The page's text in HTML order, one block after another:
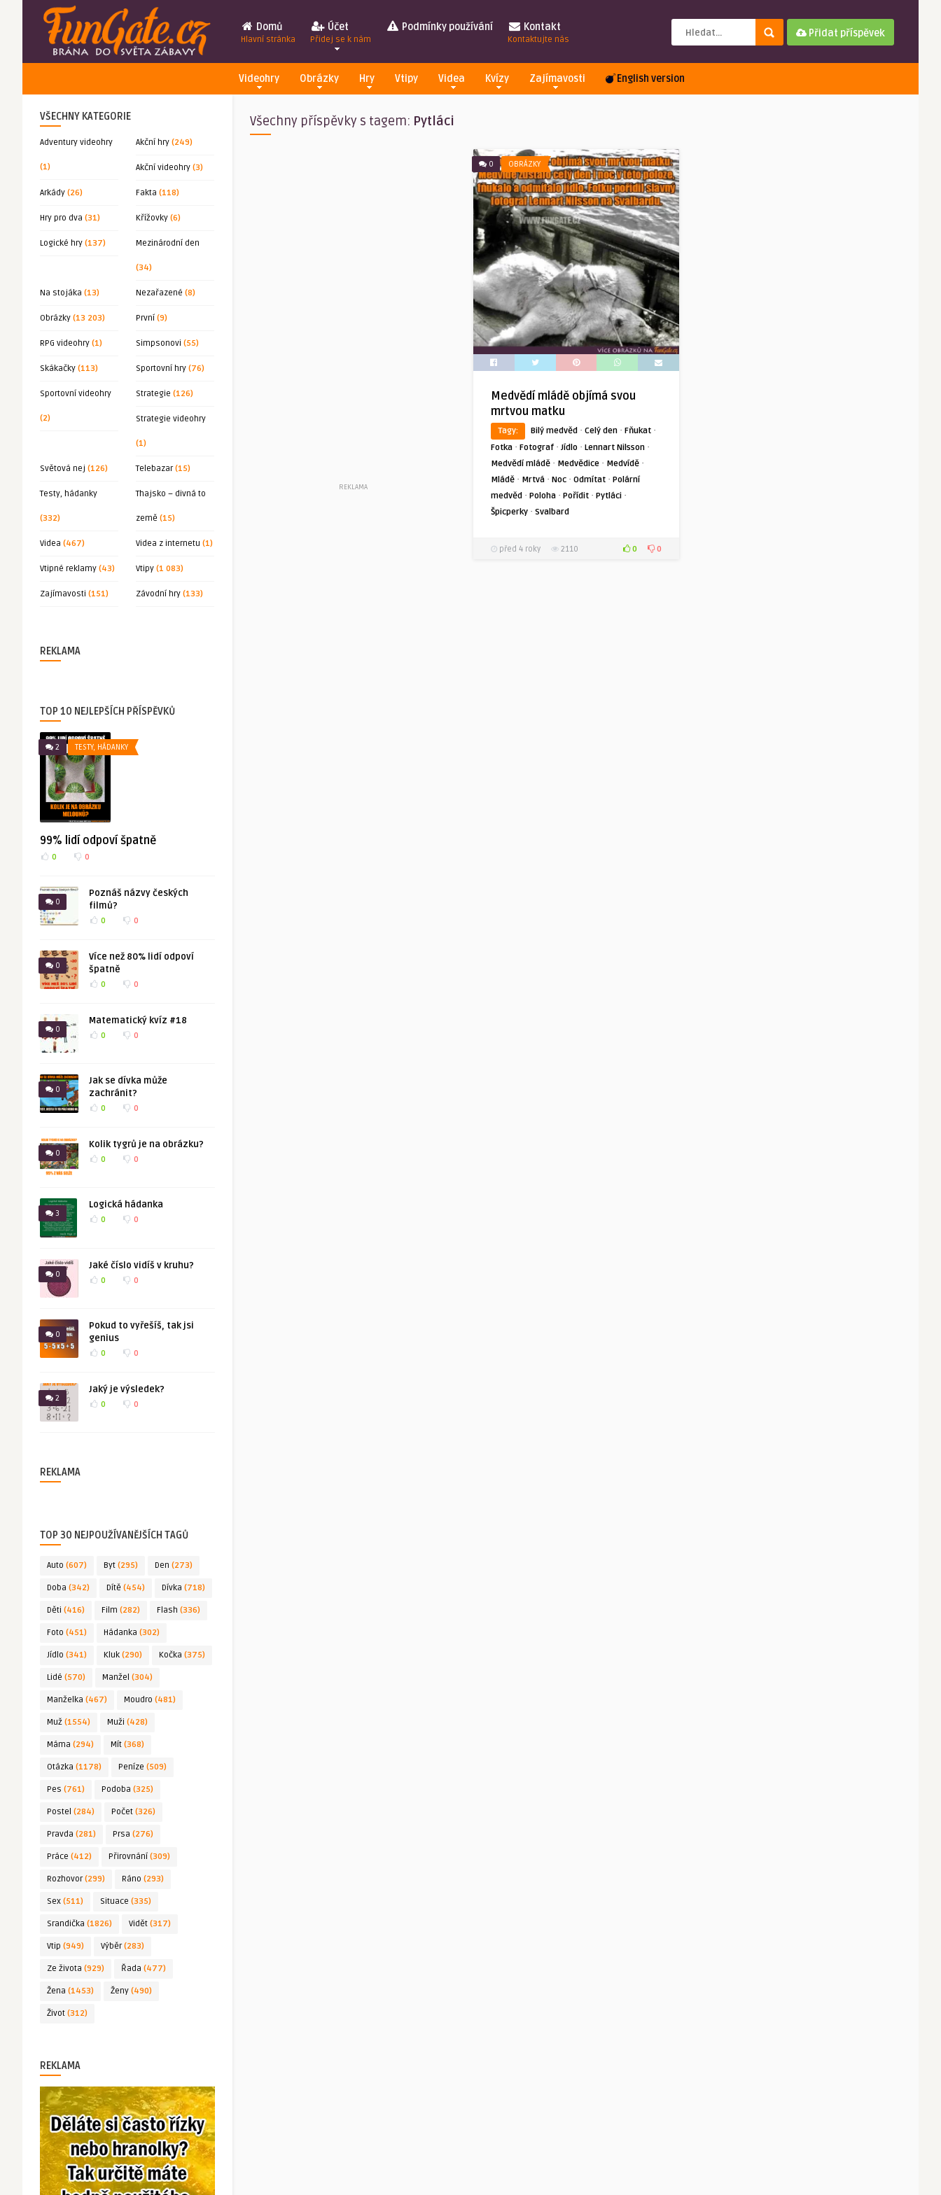
Domů
Hlavní stránka
Účet
Přidej se k nám
Podmínky používání Kontakt
Kontaktujte nás
Přidat příspěvek
Videohry Obrázky Hry Vtipy Videa Kvízy Zajímavosti English version
VŠECHNY KATEGORIE
Adventury videohry
(1)
Akční hry (249)
Akční videohry (3)
Arkády (26) Fakta (118)
Hry pro dva (31) Křížovky (6)
Logické hry (137) Mezinárodní den
(34)
Na stojáka (13) Nezařazené (8)
Obrázky (13 203) První (9)
RPG videohry (1) Simpsonovi (55)
Skákačky (113) Sportovní hry (76)
Sportovní videohry
(2)
Strategie (126)
Strategie videohry
(1)
Světová nej (126) Telebazar(15)
Testy, hádanky
(332)
Thajsko – divná to
země (15)
Videa (467) Videa z internetu (1)
Vtipné reklamy (43) Vtipy (1 083)
Zajímavosti (151) Závodní hry (133)
REKLAMA
TOP 10 NEJLEPŠÍCH PŘÍSPĚVKŮ
2 TESTY, HÁDANKY
99% lidí odpoví špatně
0 0
0
Poznáš názvy českých
filmů?
0 0
0
Více než 80% lidí odpoví
špatně
0 0
0
Matematický kvíz #18
0 0
0
Jak se dívka může
zachránit?
0 0
0
Kolik tygrů je na obrázku?
0 0
3
Logická hádanka
0 0
0
Jaké číslo vidíš v kruhu?
0 0
0
Pokud to vyřešíš, tak jsi
genius
0 0
2
Jaký je výsledek?
0 0
REKLAMA
TOP 30 NEJPOUŽÍVANĚJŠÍCH TAGŮ
Auto (607) Byt (295) Den (273)
Doba (342) Dítě (454) Dívka (718)
Děti (416) Film (282) Flash (336)
Foto (451) Hádanka (302)
Jídlo (341) Kluk (290) Kočka (375)
Lidé (570) Manžel (304)
Manželka (467) Moudro (481)
Muž (1554) Muži (428)
Máma (294) Mít (368)
Otázka (1178) Peníze (509)
Pes (761) Podoba (325)
Postel (284) Počet (326)
Pravda (281) Prsa (276)
Práce (412) Přirovnání (309)
Rozhovor(299) Ráno (293)
Sex (511) Situace (335)
Srandička (1826) Vidět (317)
Vtip (949) Výběr(283)
Ze života (929) Řada (477)
Žena (1453) Ženy (490)
Život (312)
REKLAMA
Všechny příspěvky s tagem: Pytláci
REKLAMA
0 OBRÁZKY
Medvědí mládě objímá svou
mrtvou matku
Tagy: Bilý medvěd · Celý den · Fňukat ·
Fotka · Fotograf · Jídlo · Lennart Nilsson ·
Medvědí mládě · Medvědice · Medvídě ·
Mládě · Mrtvá · Noc · Odmítat · Polární
medvěd · Poloha · Pořídit · Pytláci ·
Špicperky · Svalbard
před 4 roky 2110 0 0